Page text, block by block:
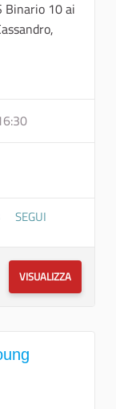
Binario 10 ai
13 SOSTENITORI
SEGUI
VISUALIZZA